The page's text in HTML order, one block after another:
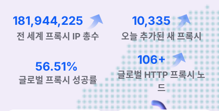
292,213,452
전 세계 프록시 IP 총수
16,598
오늘 추가된 새 프록시
90.76%
글로벌 프록시 성공률
171+
글로벌 HTTP 프록시 노
드